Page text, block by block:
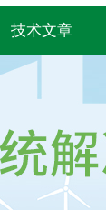
技术文章